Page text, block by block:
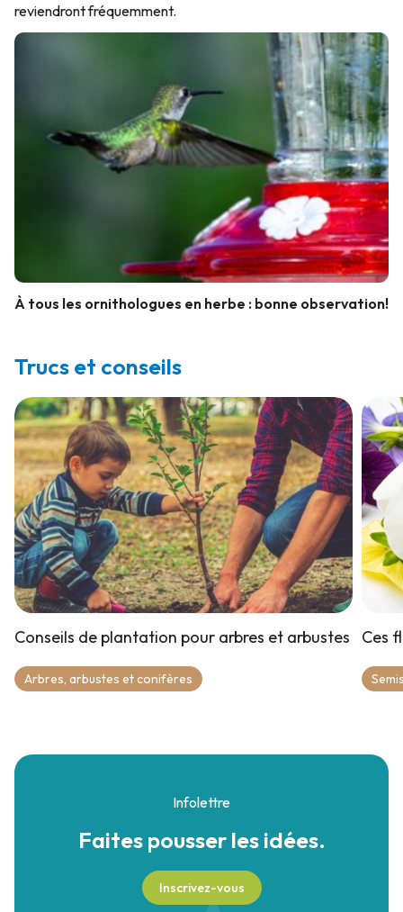
reviendront fréquemment.
À tous les ornithologues en herbe : bonne observation!
Trucs et conseils
Conseils de plantation pour arbres et arbustes
Arbres, arbustes et conifères
Ces
Infolettre
Faites pousserles idées.
Inscrivez-vous